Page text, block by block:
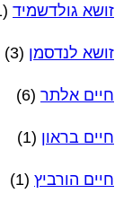
זושא גולדשמיד (1)
זושא לנדסמן (3)
חיים אלתר (6)
חיים בראון (1)
חיים הורביץ (1)